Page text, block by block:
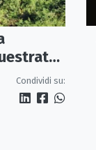
Condividi su: